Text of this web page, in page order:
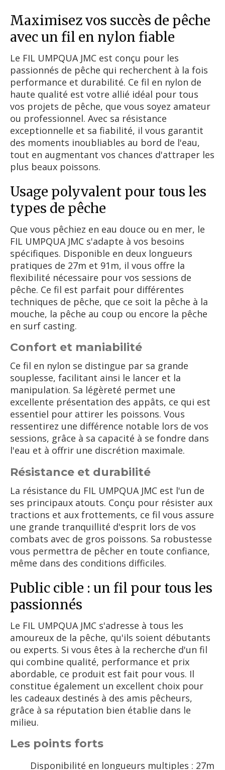
Maximisez vos succès de pêche
avec un fil en nylon fiable
Le FIL UMPQUA JMC est conçu pour les
passionnés de pêche qui recherchent à la fois
performance et durabilité. Ce fil en nylon de
haute qualité est votre allié idéal pour tous
vos projets de pêche, que vous soyez amateur
ou professionnel. Avec sa résistance
exceptionnelle et sa fiabilité, il vous garantit
des moments inoubliables au bord de l'eau,
tout en augmentant vos chances d'attraper les
plus beaux poissons.
Usage polyvalent pour tous les
types de pêche
Que vous pêchiez en eau douce ou en mer, le
FIL UMPQUA JMC s'adapte à vos besoins
spécifiques. Disponible en deux longueurs
pratiques de 27m et 91m, il vous offre la
flexibilité nécessaire pour vos sessions de
pêche. Ce fil est parfait pour différentes
techniques de pêche, que ce soit la pêche à la
mouche, la pêche au coup ou encore la pêche
en surf casting.
Confort et maniabilité
Ce fil en nylon se distingue par sa grande
souplesse, facilitant ainsi le lancer et la
manipulation. Sa légèreté permet une
excellente présentation des appâts, ce qui est
essentiel pour attirer les poissons. Vous
ressentirez une différence notable lors de vos
sessions, grâce à sa capacité à se fondre dans
l'eau et à offrir une discrétion maximale.
Résistance et durabilité
La résistance du FIL UMPQUA JMC est l'un de
ses principaux atouts. Conçu pour résister aux
tractions et aux frottements, ce fil vous assure
une grande tranquillité d'esprit lors de vos
combats avec de gros poissons. Sa robustesse
vous permettra de pêcher en toute confiance,
même dans des conditions difficiles.
Public cible : un fil pour tous les
passionnés
Le FIL UMPQUA JMC s'adresse à tous les
amoureux de la pêche, qu'ils soient débutants
ou experts. Si vous êtes à la recherche d'un fil
qui combine qualité, performance et prix
abordable, ce produit est fait pour vous. Il
constitue également un excellent choix pour
les cadeaux destinés à des amis pêcheurs,
grâce à sa réputation bien établie dans le
milieu.
Les points forts
Disponibilité en longueurs multiples : 27m